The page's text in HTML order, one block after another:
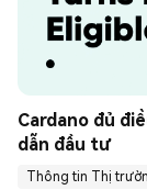
Cardano đủ
dẫn đầu tư
Thông tin Thị